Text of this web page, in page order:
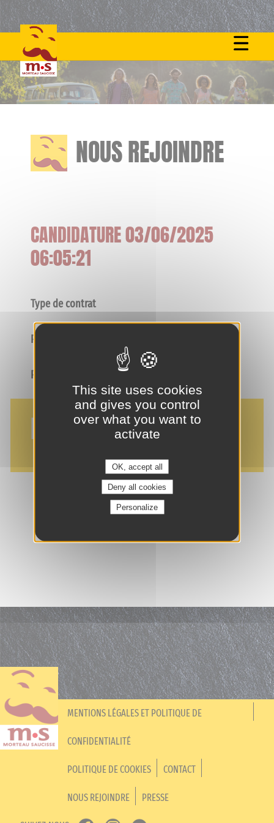
Skip
NOUS REJOINDRE
CANDIDATURE 03/06/2025
06:05:21
Type de contrat
Poste
Profil
NOS AVANTAGES
je suis intéressé(e) !
MENTIONS LÉGALES ET POLITIQUE DE
CONFIDENTIALITÉ
POLITIQUE DE COOKIES CONTACT
NOUS REJOINDRE PRESSE
This site uses cookies
and gives you control
over what you want to
activate
OK, accept all
Deny all cookies
Personalize